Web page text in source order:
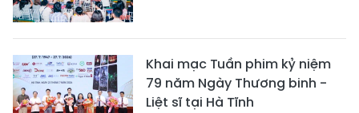
Khai mạc Tuần phim kỷ niệm
79 năm Ngày Thương binh -
Liệt sĩ tại Hà Tĩnh